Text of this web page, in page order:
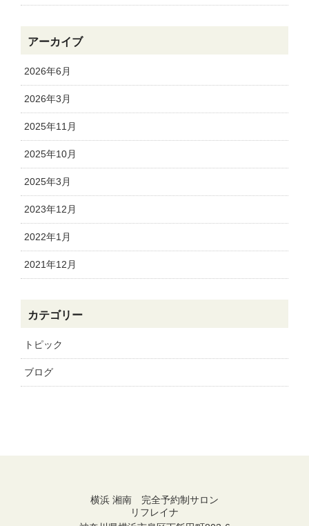
アーカイブ
2026年6月
2026年3月
2025年11月
2025年10月
2025年3月
2023年12月
2022年1月
2021年12月
カテゴリー
トピック
ブログ
横浜 湘南 完全予約制サロン
リフレイナ